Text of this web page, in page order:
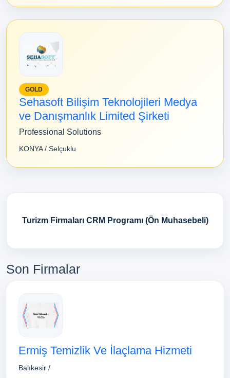
GOLD
Sehasoft Bilişim Teknolojileri Medya
ve Danışmanlık Limited Şirketi
Professional Solutions
KONYA / Selçuklu
Turizm Firmaları CRM Programı (Ön Muhasebeli)
Son Firmalar
Ermiş Temizlik Ve İlaçlama Hizmeti
Balıkesir /